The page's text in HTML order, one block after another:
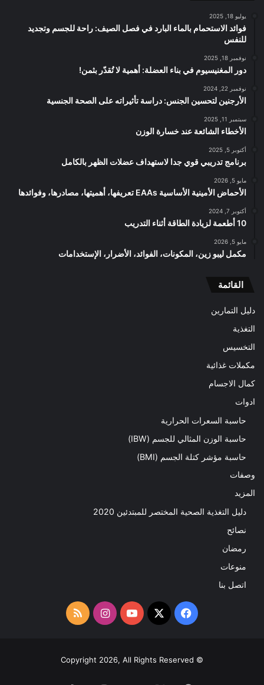
يوليو 18, 2025
فوائد الاستحمام بالماء البارد في فصل الصيف: راحة للجسم وتجديد
للنفس
نوفمبر 18, 2025
دور المغنيسيوم في بناء العضلة: أهمية لا تُقدّر بثمن!
نوفمبر 22, 2024
الأرجنين لتحسين الجنس: دراسة تأثيراته على الصحة الجنسية
سبتمبر 11, 2025
الأخطاء الشائعة عند خسارة الوزن
أكتوبر 5, 2025
برنامج تدريبي قوي جدا لاستهداف عضلات الظهر بالكامل
مايو 5, 2026
الأحماض الأمينية الأساسية EAAs تعريفها، أهميتها، مصادرها، وفوائدها
أكتوبر 7, 2024
10 أطعمة لزيادة الطاقة أثناء التدريب
مايو 5, 2026
مكمل ليبو زين، المكونات، الفوائد، الأضرار، الإستخدامات
القائمة
دليل التمارين
التغذية
التخسيس
مكملات غذائية
كمال الاجسام
ادوات
حاسبة السعرات الحرارية
حاسبة الوزن المثالي للجسم (IBW)
حاسبة مؤشر كتلة الجسم (BMI)
وصفات
المزيد
دليل التغذية الصحية المختصر للمبتدئين 2020​
نصائح
رمضان
منوعات
اتصل بنا
فيسبوك
‫X
‫YouTubeانستقرامملخص
RSS
© Copyright 2026, All Rights Reserved